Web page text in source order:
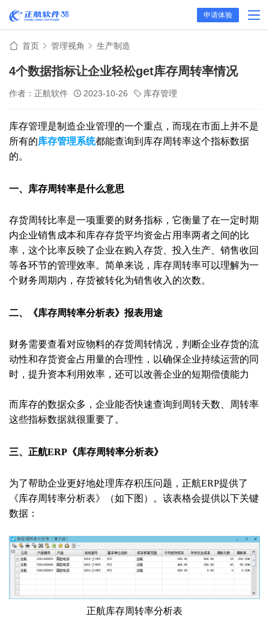
申请体验
首页 管理视角 生产制造
4个数据指标让企业轻松get库存周转率情况
作者：正航软件 2023-10-26 库存管理
库存管理是制造企业管理的一个重点，而现在市面上并不是
所有的库存管理系统都能查询到库存周转率这个指标数据
的。
一、库存周转率是什么意思
存货周转比率是一项重要的财务指标，它衡量了在一定时期
内企业销售成本和库存存货平均资金占用率两者之间的比
率，这个比率反映了企业在购入存货、投入生产、销售收回
等各环节的管理效率。简单来说，库存周转率可以理解为一
个财务周期内，存货被转化为销售收入的次数。
二、《库存周转率分析表》报表用途
财务需要查看对应物料的存货周转情况，判断企业存货的流
动性和存货资金占用量的合理性，以确保企业持续运营的同
时，提升资本利用效率，还可以改善企业的短期偿债能力
而库存的数据众多，企业能否快速查询到周转天数、周转率
这些指标数据就很重要了。
三、正航ERP《库存周转率分析表》
为了帮助企业更好地处理库存积压问题，正航ERP提供了
《库存周转率分析表》（如下图）。该表格会提供以下关键
数据：
正航库存周转率分析表